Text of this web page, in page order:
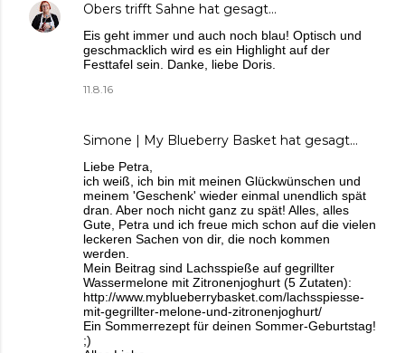
Obers trifft Sahne hat gesagt…
Eis geht immer und auch noch blau! Optisch und
geschmacklich wird es ein Highlight auf der
Festtafel sein. Danke, liebe Doris.
11.8.16
Simone | My Blueberry Basket hat gesagt…
Liebe Petra,
ich weiß, ich bin mit meinen Glückwünschen und
meinem 'Geschenk' wieder einmal unendlich spät
dran. Aber noch nicht ganz zu spät! Alles, alles
Gute, Petra und ich freue mich schon auf die vielen
leckeren Sachen von dir, die noch kommen
werden.
Mein Beitrag sind Lachsspieße auf gegrillter
Wassermelone mit Zitronenjoghurt (5 Zutaten):
http://www.myblueberrybasket.com/lachsspiesse-
mit-gegrillter-melone-und-zitronenjoghurt/
Ein Sommerrezept für deinen Sommer-Geburtstag!
;)